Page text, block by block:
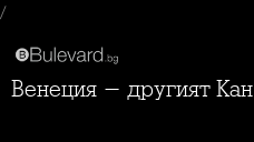
/
Венеция - другият Кан